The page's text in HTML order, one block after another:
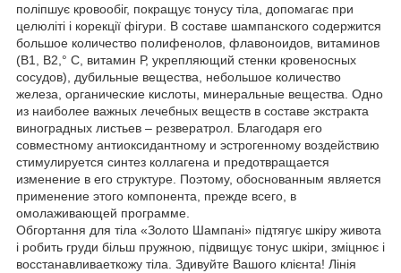
поліпшує кровообіг, покращує тонусу тіла, допомагає при
целюліті і корекції фігури. В составе шампанского содержится
большое количество полифенолов, флавоноидов, витаминов
(В1, В2,° C, витамин Р, укрепляющий стенки кровеносных
сосудов), дубильные вещества, небольшое количество
железа, органические кислоты, минеральные вещества. Одно
из наиболее важных лечебных веществ в составе экстракта
виноградных листьев – резвератрол. Благодаря его
совместному антиоксидантному и эстрогенному воздействию
стимулируется синтез коллагена и предотвращается
изменение в его структуре. Поэтому, обоснованным является
применение этого компонента, прежде всего, в
омолаживающей программе.
Обгортання для тіла «Золото Шампані» підтягує шкіру живота
і робить груди більш пружною, підвищує тонус шкіри, зміцнює і
восстанавливаеткожу тіла. Здивуйте Вашого клієнта! Лінія